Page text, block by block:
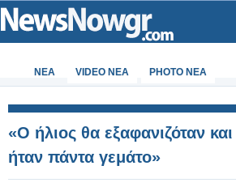
ΝΕΑ VIDEO NEA PHOTO NEA
«Ο ήλιος θα εξαφανιζόταν
ήταν πάντα γεμάτο»